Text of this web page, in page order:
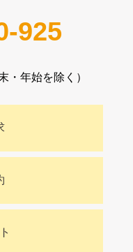
925
・年始を除く）